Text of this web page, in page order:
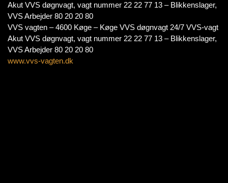
Akut VVS døgnvagt, vagt nummer 22 22 77 13 – Blikkenslager,
VVS Arbejder 80 20 20 80
VVS vagten – 4600 Køge – Køge VVS døgnvagt 24/7 VVS-vagt
Akut VVS døgnvagt, vagt nummer 22 22 77 13 – Blikkenslager,
VVS Arbejder 80 20 20 80
www.vvs-vagten.dk